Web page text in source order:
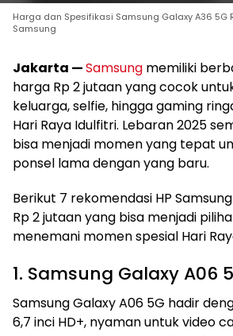
Harga dan Spesifikasi Samsung Galaxy A36 5G
Samsung
Jakarta —Samsung memiliki
harga Rp 2 jutaan yang cocok
keluarga, selfie, hingga gaming
Hari Raya Idulfitri. Lebaran 2025
bisa menjadi momen yang tepat
ponsel lama dengan yang baru.
Berikut 7 rekomendasi HP
Rp 2 jutaan yang bisa menjadi
menemani momen spesial Hari
1. Samsung Galaxy A06
Samsung Galaxy A06 5G hadir
6,7 inci HD+, nyaman untuk video